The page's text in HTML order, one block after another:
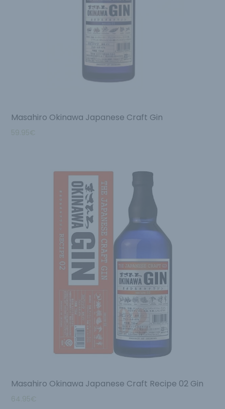
Masahiro Okinawa Japanese Craft Gin
59.95€
Masahiro Okinawa Japanese Craft Recipe 02 Gin
64.95€